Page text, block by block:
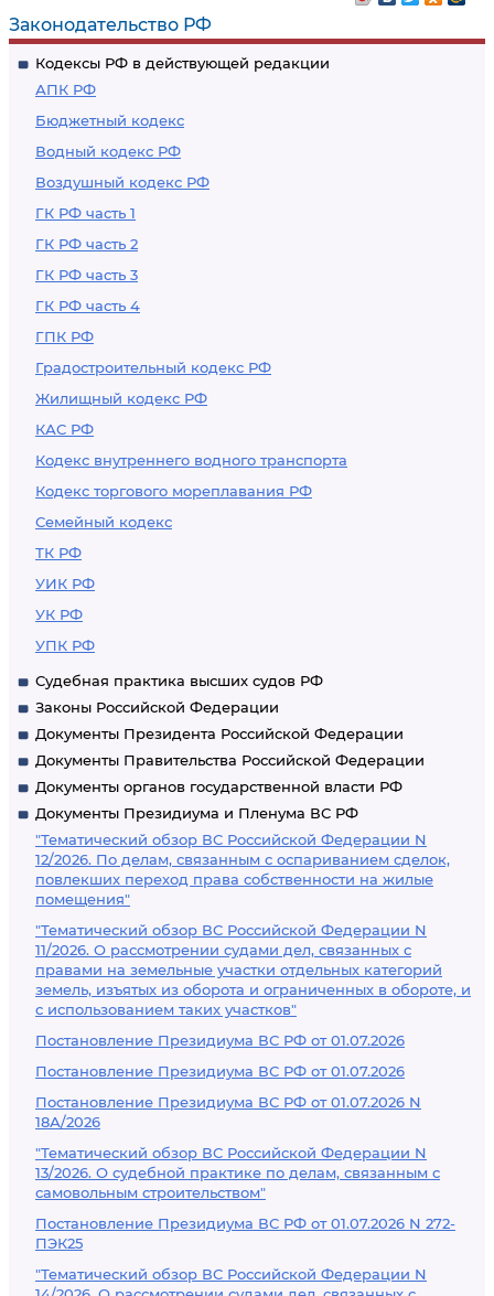
Законодательство РФ
Кодексы РФ в действующей редакции
АПК РФ
Бюджетный кодекс
Водный кодекс РФ
Воздушный кодекс РФ
ГК РФ часть 1
ГК РФ часть 2
ГК РФ часть 3
ГК РФ часть 4
ГПК РФ
Градостроительный кодекс РФ
Жилищный кодекс РФ
КАС РФ
Кодекс внутреннего водного транспорта
Кодекс торгового мореплавания РФ
Семейный кодекс
ТК РФ
УИК РФ
УК РФ
УПК РФ
Судебная практика высших судов РФ
Законы Российской Федерации
Документы Президента Российской Федерации
Документы Правительства Российской Федерации
Документы органов государственной власти РФ
Документы Президиума и Пленума ВС РФ
"Тематический обзор ВС Российской Федерации N
12/2026. По делам, связанным с оспариванием сделок,
повлекших переход права собственности на жилые
помещения"
"Тематический обзор ВС Российской Федерации N
11/2026. О рассмотрении судами дел, связанных с
правами на земельные участки отдельных категорий
земель, изъятых из оборота и ограниченных в обороте, и
с использованием таких участков"
Постановление Президиума ВС РФ от 01.07.2026
Постановление Президиума ВС РФ от 01.07.2026
Постановление Президиума ВС РФ от 01.07.2026 N
18А/2026
"Тематический обзор ВС Российской Федерации N
13/2026. О судебной практике по делам, связанным с
самовольным строительством"
Постановление Президиума ВС РФ от 01.07.2026 N 272-
ПЭК25
"Тематический обзор ВС Российской Федерации N
самоуправления и
органами
государственной
власти субъекта
Российской
Федерации
стандарты и
федеральные
государственные